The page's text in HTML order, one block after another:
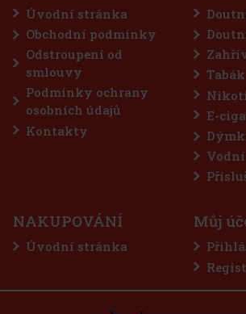
62 Kč bez DPH
Úvodní stránka
Obchodní podmínky
Odstroupení od
smlouvy
Podmínky ochrany
osobních údajů
Kontakty
Tabák
E-
NAKUPOVÁNÍ
Úvodní stránka
Můj